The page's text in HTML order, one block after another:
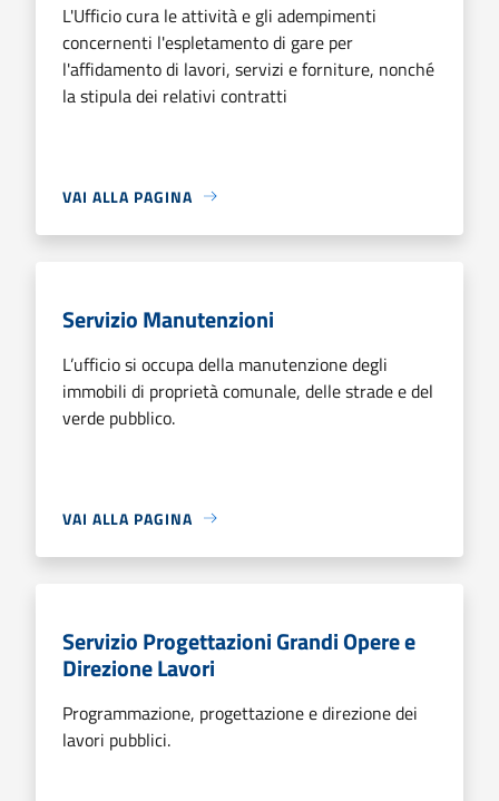
L'Ufficio cura le attività e gli adempimenti
concernenti l'espletamento di gare per
l'affidamento di lavori, servizi e forniture, nonché
la stipula dei relativi contratti
VAI ALLA PAGINA
Servizio Manutenzioni
L’ufficio si occupa della manutenzione degli
immobili di proprietà comunale, delle strade e del
verde pubblico.
VAI ALLA PAGINA
Servizio Progettazioni Grandi Opere e
Direzione Lavori
Programmazione, progettazione e direzione dei
lavori pubblici.